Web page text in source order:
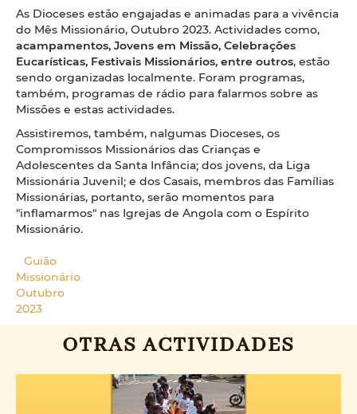
As Dioceses estão engajadas e animadas para a vivência
do Mês Missionário, Outubro 2023. Actividades como,
acampamentos, Jovens em Missão, Celebrações
Eucarísticas, Festivais Missionários, entre outros, estão
sendo organizadas localmente. Foram programas,
também, programas de rádio para falarmos sobre as
Missões e estas actividades.
Assistiremos, também, nalgumas Dioceses, os
Compromissos Missionários das Crianças e
Adolescentes da Santa Infância; dos jovens, da Liga
Missionária Juvenil; e dos Casais, membros das Famílias
Missionárias, portanto, serão momentos para
"inflamarmos" nas Igrejas de Angola com o Espírito
Missionário.
Guião
Missionário
Outubro
2023
OTRAS ACTIVIDADES